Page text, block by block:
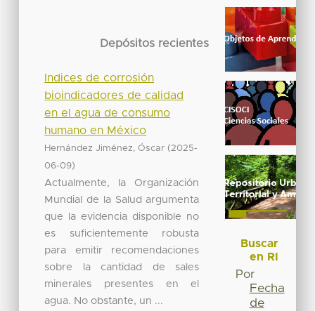
Depósitos recientes
Indices de corrosión
bioindicadores de calidad
en el agua de consumo
humano en México
Hernández Jiménez, Óscar (2025-
06-09)
Actualmente, la Organización
Mundial de la Salud argumenta
que la evidencia disponible no
es suficientemente robusta
para emitir recomendaciones
sobre la cantidad de sales
minerales presentes en el
agua. No obstante, un ...
Buscar
en RI
Por
Fecha
de